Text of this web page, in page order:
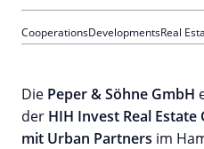
CooperationsDevelopmentsReal
Die Peper & Söhne GmbH
der HIH Invest Real
mit Urban Partners im